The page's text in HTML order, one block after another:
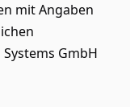
mit Angaben
GmbH